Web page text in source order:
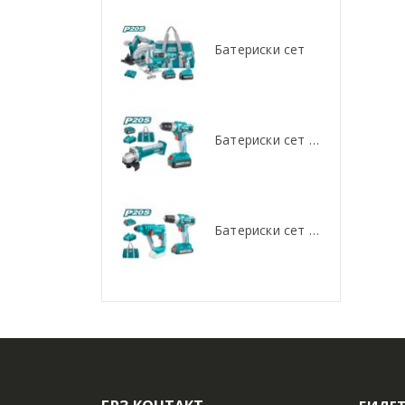
Батериски сет
Батериски сет Брусалица и Бормашина 20V
Батериски сет Ротирачки Чекан и Бормашина 20V